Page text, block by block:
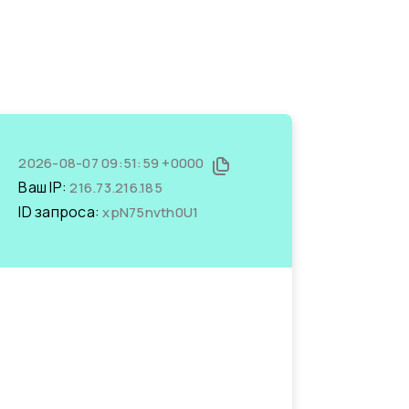
2026-08-07 09:51:59 +0000
Ваш IP:216.73.216.185
ID запроса:xpN75nvth0U1